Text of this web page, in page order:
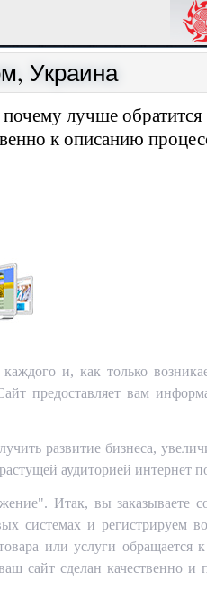
Украина
лучше обратится
к описанию
и, как только
предоставляет вам
развитие бизнеса,
аудиторией интернет
Итак, вы заказываете
системах и регистрируем
или услуги обращается
сайт сделан качественно и